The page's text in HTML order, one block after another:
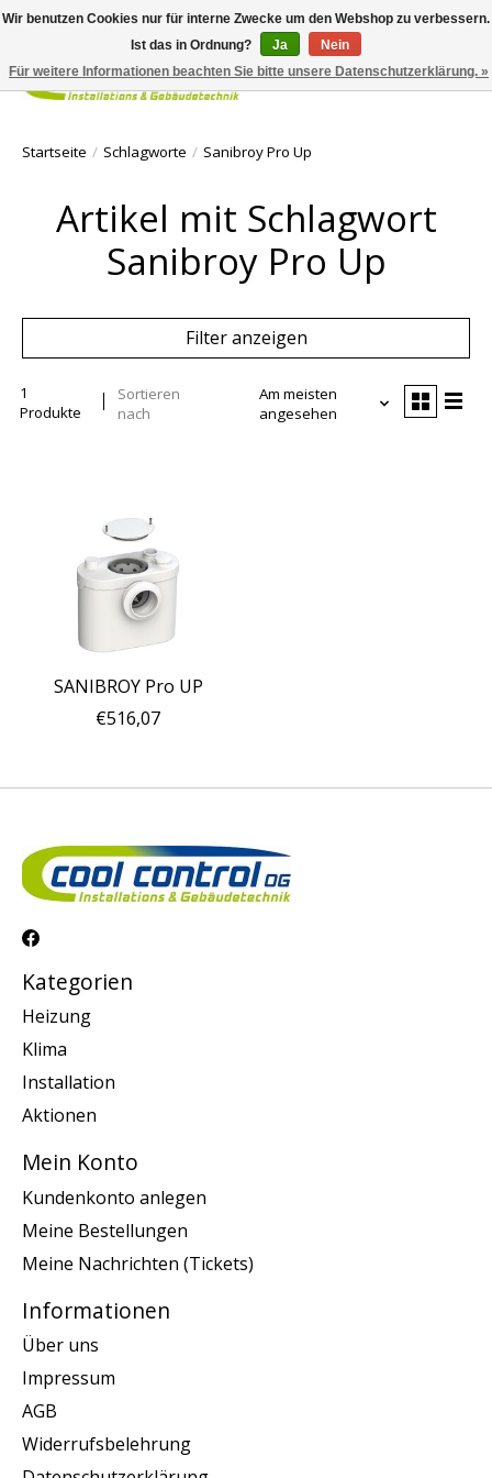
Ihr
Startseite / Schlagworte / Sanibroy Pro Up
Artikel mit Schlagwort
Sanibroy Pro Up
Filter anzeigen
1
Produkte
Sortieren
nach
Am meisten
angesehen
SANIBROY Pro UP
€516,07
Kategorien
Heizung
Klima
Installation
Aktionen
Mein Konto
Kundenkonto anlegen
Meine Bestellungen
Meine Nachrichten (Tickets)
Informationen
Über uns
Impressum
AGB
Widerrufsbelehrung
Wir benutzen Cookies nur für interne Zwecke um den Webshop zu verbessern.
Ist das in Ordnung?
Ja
Nein
Für weitere Informationen beachten Sie bitte unsere Datenschutzerklärung. »